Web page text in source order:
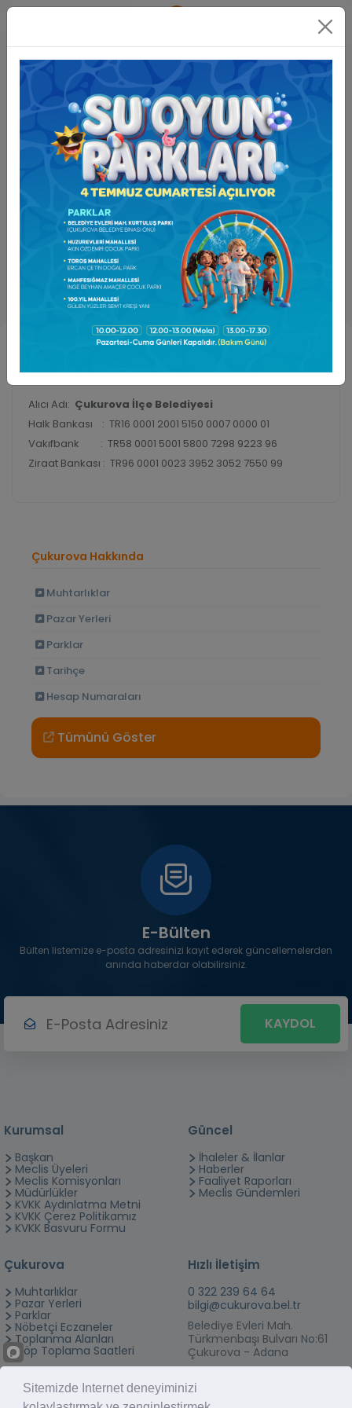
Hesap Numaraları
Alıcı Adı: Çukurova İlçe Belediyesi
Halk Bankası : TR16 0001 2001 5150 0007 0000 01
Vakıfbank : TR58 0001 5001 5800 7298 9223 96
Ziraat Bankası : TR96 0001 0023 3952 3052 7550 99
Çukurova Hakkında
Muhtarlıklar
Pazar Yerleri
Parklar
Tarihçe
Hesap Numaraları
Tümünü Göster
E-Bülten
Bülten listemize e-posta adresinizi kayıt ederek güncellemelerden
anında haberdar olabilirsiniz.
KAYDOL
Kurumsal
Başkan
Meclis Üyeleri
Meclis Komisyonları
Müdürlükler
KVKK Aydınlatma Metni
KVKK Çerez Politikamız
KVKK Basvuru Formu
Güncel
İhaleler & İlanlar
Haberler
Faaliyet Raporları
Meclis Gündemleri
Çukurova
Muhtarlıklar
Pazar Yerleri
Parklar
Nöbetçi Eczaneler
Toplanma Alanları
Çöp Toplama Saatleri
Hızlı İletişim
0 322 239 64 64
bilgi@cukurova.bel.tr
Belediye Evleri Mah.
Türkmenbaşı Bulvarı No:61
Çukurova - Adana
Sitemizde Internet deneyiminizi